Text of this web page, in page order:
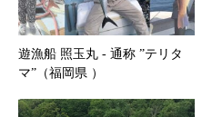
遊漁船 照玉丸 ‐ 通称 ”テリタ
マ”（福岡県 ）